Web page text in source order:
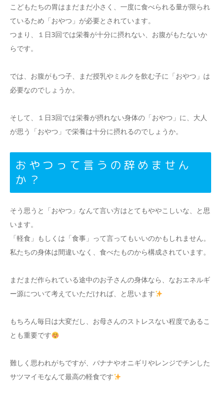
こどもたちの胃はまだまだ小さく、一度に食べられる量が限られ
ているため「おやつ」が必要とされています。
つまり、１日3回では栄養が十分に摂れない、お腹がもたないか
らです。
では、お腹がもつ子、まだ授乳やミルクを飲む子に「おやつ」は
必要なのでしょうか。
そして、１日3回では栄養が摂れない身体の「おやつ」に、大人
が思う「おやつ」で栄養は十分に摂れるのでしょうか。
おやつって言うの辞めません
か？
そう思うと「おやつ」なんて言い方はとてもややこしいな、と思
います。
「軽食」もしくは「食事」って言ってもいいのかもしれません。
私たちの身体は間違いなく、食べたものから構成されています。
まだまだ作られている途中のお子さんの身体なら、なおエネルギ
ー源について考えていただければ、と思います
もちろん毎日は大変だし、お母さんのストレスない程度であるこ
とも重要です
難しく思われがちですが、バナナやオニギリやレンジでチンした
サツマイモなんて最高の軽食です